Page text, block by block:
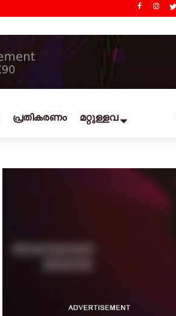
പ്രതികരണം മറ്റുള്ളവ